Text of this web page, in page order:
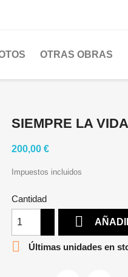
OTRAS OBRAS
SIEMPRE LA
200,00 €
Impuestos incluidos
Cantidad

 Últimas unidades en